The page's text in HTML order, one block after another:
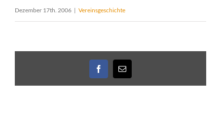
Dezember 17th. 2006 | Vereinsgeschichte
Facebook
E-
Mail